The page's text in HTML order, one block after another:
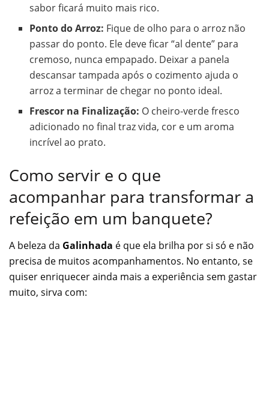
sabor ficará muito mais rico.
Ponto do Arroz: Fique de olho para o arroz não
passar do ponto. Ele deve ficar “al dente” para
cremoso, nunca empapado. Deixar a panela
descansar tampada após o cozimento ajuda o
arroz a terminar de chegar no ponto ideal.
Frescor na Finalização: O cheiro-verde fresco
adicionado no final traz vida, cor e um aroma
incrível ao prato.
Como servir e o que
acompanhar para transformar a
refeição em um banquete?
A beleza da Galinhada é que ela brilha por si só e não
precisa de muitos acompanhamentos. No entanto, se
quiser enriquecer ainda mais a experiência sem gastar
muito, sirva com: